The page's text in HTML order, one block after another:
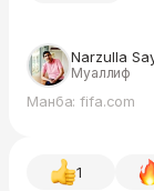
Narzulla
Муаллиф
Манба: fifa.com
1